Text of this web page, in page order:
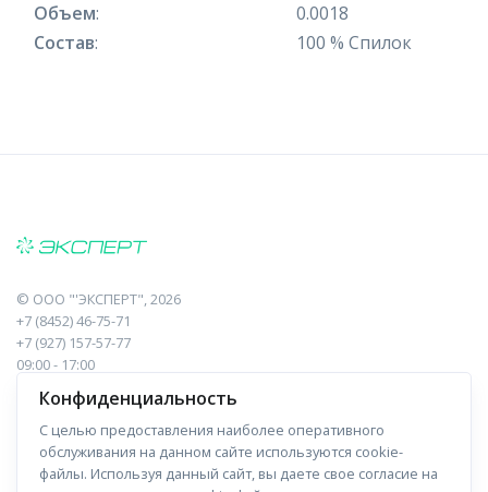
Объем:
0.0018
Состав: 100 % Спилок
© ООО "'ЭКСПЕРТ", 2026
+7 (8452) 46-75-71
+7 (927) 157-57-77
09:00 - 17:00
410017, Саратов, Пугачева, 10 к1, оф.23
Навигация
Прайс-лист
Информация
О компании
Конфиденциальность
С целью предоставления наиболее оперативного
обслуживания на данном сайте используются cookie-
файлы. Используя данный сайт, вы даете свое согласие на